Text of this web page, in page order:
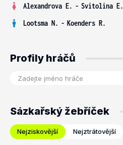
Alexandrova E. - Svitolina E.
Lootsma N. - Koenders R.
Profily hráčů
Sázkařský žebříček
Nejziskovější Nejztrátovější